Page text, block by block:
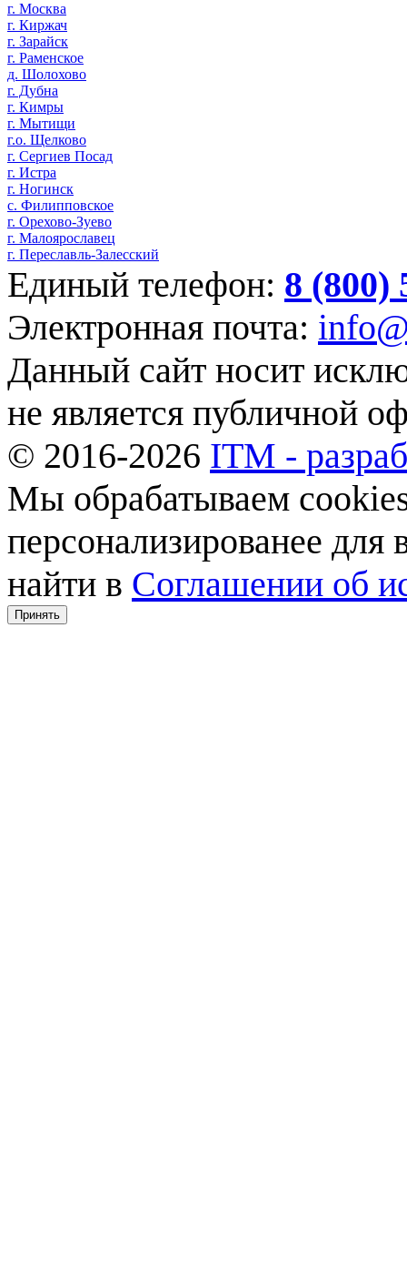
г. Москва
г. Киржач
г. Зарайск
г. Раменское
д. Шолохово
г. Дубна
г. Кимры
г. Мытищи
г.о. Щелково
г. Сергиев Посад
г. Истра
г. Ногинск
с. Филипповское
г. Орехово-Зуево
г. Малоярославец
г. Переславль-Залесский
Единый телефон: 8 (800)
Электронная почта:
Данный сайт носит
не является публичной
© 2016-2026 ITM -
Мы обрабатываем
персонализированее
найти в Соглашении об
Принять